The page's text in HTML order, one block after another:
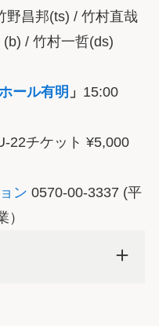
野昌邦(ts) / 竹村直哉
/ 竹村一哲(ds)
ール有明 」 15:00
22チケット ¥5,000
ン 0570-00-3337 (平